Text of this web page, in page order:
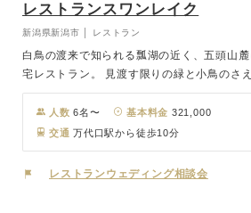
レストランスワンレイク
新潟県新潟市 │ レストラン
白鳥の渡来で知られる瓢湖の近く、五頭山
宅レストラン。 見渡す限りの緑と小鳥のさ
くおもてなし致します。おふたりにぴった
のアーティストとともに作り上げ、新しい
デュースいたします。 和やかなパーティを
食とともにご堪能くださいませ。
人数 6名〜 基本料金 321,000
交通 万代口駅から徒歩10分
レストランウェディング相談会